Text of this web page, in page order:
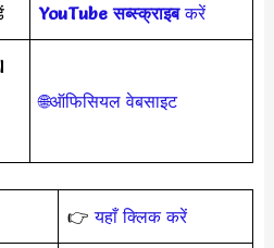
YouTube सब्स्क्राइबकरें
🌐ऑफिसियल वेबसाइट
👉यहाँ क्लिक करें